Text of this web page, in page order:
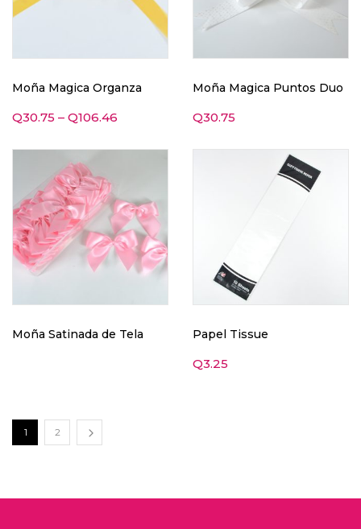
Moña Magica Organza
Q30.75 – Q106.46
Moña Magica Puntos Duo
Q30.75
Moña Satinada de Tela Papel Tissue
Q3.25
1 2